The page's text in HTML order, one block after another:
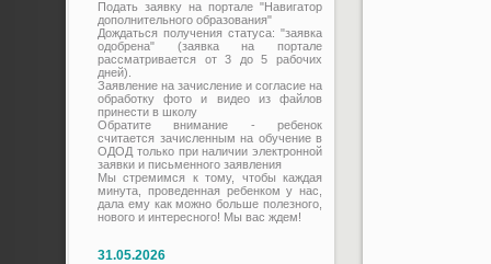
Подать заявку на портале "Навигатор
дополнительного образования"
Дождаться получения статуса: "заявка
одобрена" (заявка на портале
рассматривается от 3 до 5 рабочих
дней).
Заявление на зачисление и согласие на
обработку фото и видео из файлов
принести в школу
Обратите внимание - ребенок
считается зачисленным на обучение в
ОДОД только при наличии электронной
заявки и письменного заявления
Мы стремимся к тому, чтобы каждая
минута, проведенная ребенком у нас,
дала ему как можно больше полезного,
нового и интересного! Мы вас ждем!
31.05.2026